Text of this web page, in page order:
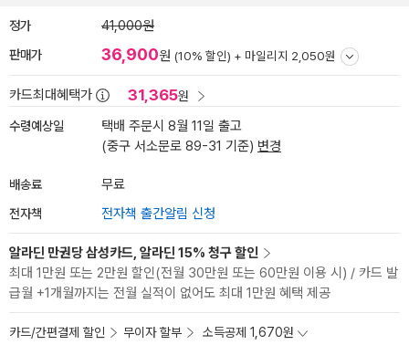
정가 41,000원
판매가 36,900원 (10% 할인) + 마일리지 2,050원
카드최대혜택가 31,365원
수령예상일
택배 주문시 8월 11일 출고
(중구 서소문로 89-31 기준) 변경
배송료 무료
전자책 전자책 출간알림 신청
알라딘 만권당 삼성카드, 알라딘 15% 청구 할인
최대 1만원 또는 2만원 할인(전월 30만원 또는 60만원 이용 시) / 카드 발
급월 +1개월까지는 전월 실적이 없어도 최대 1만원 혜택 제공
카드/간편결제 할인 무이자 할부 소득공제 1,670원